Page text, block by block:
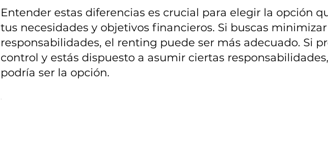
Entender estas diferencias es crucial para elegir la opción
tus necesidades y objetivos financieros. Si buscas
responsabilidades, el renting puede ser más adecuado. Si
control y estás dispuesto a asumir ciertas
podría ser la opción.